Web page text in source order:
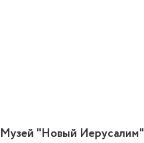
Музей "Новый Иерусалим"